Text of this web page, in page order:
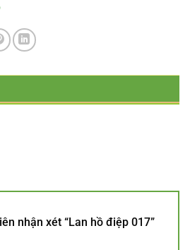
nhận xét “Lan hồ điệp 017”